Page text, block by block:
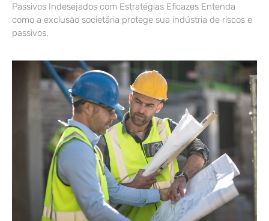
Passivos Indesejados com Estratégias Eficazes Entenda
como a exclusão societária protege sua indústria de riscos e
passivos,